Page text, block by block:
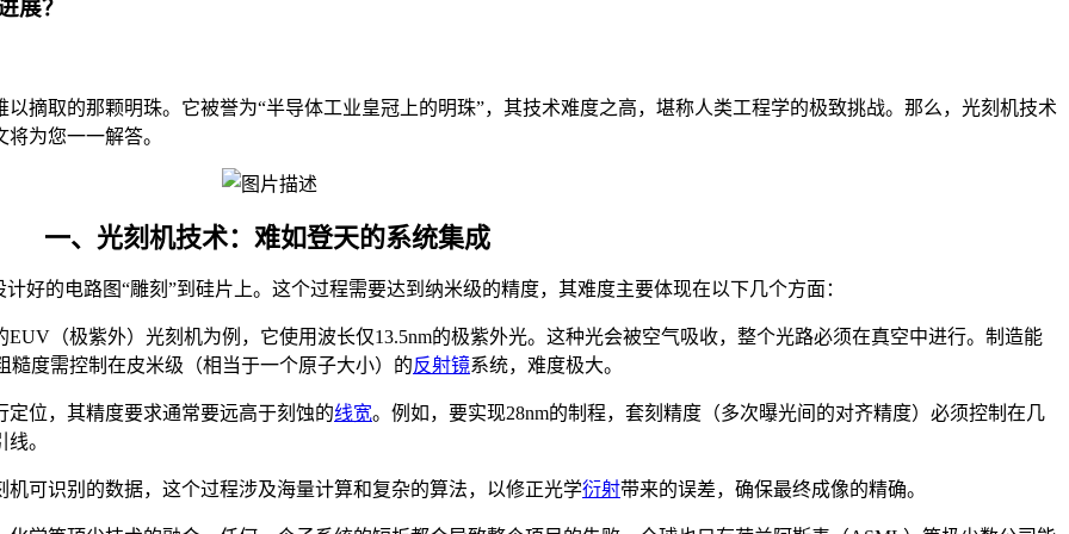
展？
摘取的那颗明珠。它被誉为“半导体工业皇冠上的明珠”，其技术难度之高，堪称人类工程学的极致挑战。那么，光刻机技术
为您一一解答。
一、光刻机技术：难如登天的系统集成
好的电路图“雕刻”到硅片上。这个过程需要达到纳米级的精度，其难度主要体现在以下几个方面：
EUV（极紫外）光刻机为例，它使用波长仅13.5nm的极紫外光。这种光会被空气吸收，整个光路必须在真空中进行。制造能
度需控制在皮米级（相当于一个原子大小）的反射镜系统，难度极大。
位，其精度要求通常要远高于刻蚀的线宽。例如，要实现28nm的制程，套刻精度（多次曝光间的对齐精度）必须控制在几
。
可识别的数据，这个过程涉及海量计算和复杂的算法，以修正光学衍射带来的误差，确保最终成像的精确。